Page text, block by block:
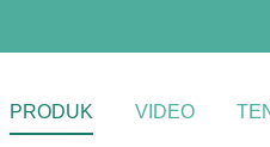
PRODUK VIDEO